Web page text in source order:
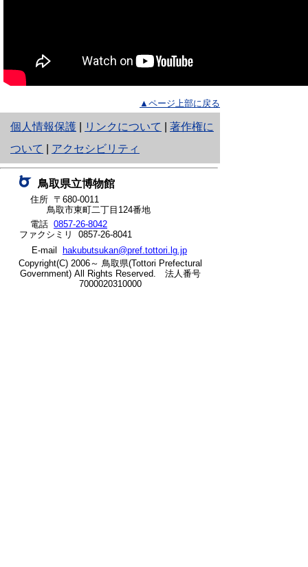
▲ページ上部に戻る
個人情報保護
と
り
ネ
ッ
ト
へ
の
リンクについて
著作権に
ついて
アクセシビリティ
鳥取県立博物館
住所 〒680-0011
鳥取市東町二丁目124番地
電話 0857-26-8042
ファクシミリ 0857-26-8041
E-mail
hakubutsukan@pref.tottori.lg.jp
Copyright(C) 2006～ 鳥取県(Tottori Prefectural
Government) All Rights Reserved. 法人番号
7000020310000